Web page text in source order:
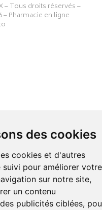
des cookies
cookies et d'autres
suivi pour améliorer votre
sur notre site,
un contenu
publicités ciblées,
– Tous droits réservés –
–Pharmacie en ligne